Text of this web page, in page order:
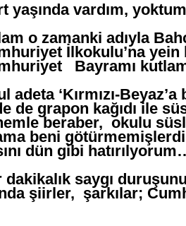
yaşında vardım,
o zamanki adıyla
İlkokulu’na yein
Bayramı
adeta ‘Kırmızı-
de grapon kağıdı ile
beraber, okulu
beni
dün gibi
saygı
şiirler, şarkılar;